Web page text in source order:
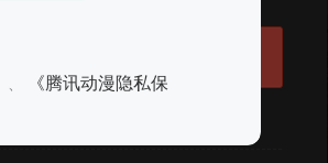
《腾讯动漫隐私保